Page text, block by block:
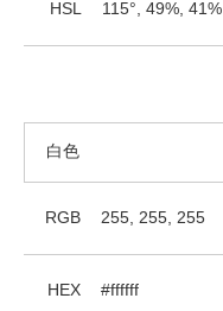
HSL 115°, 49%, 41%
白色
RGB 255, 255, 255
HEX #ffffff